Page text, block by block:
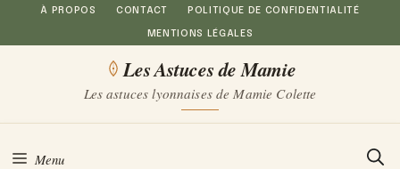
Aller
au
À PROPOS CONTACT POLITIQUE DE CONFIDENTIALITÉ
MENTIONS LÉGALES
Les Astuces de Mamie
Les astuces lyonnaises de Mamie Colette
Menu